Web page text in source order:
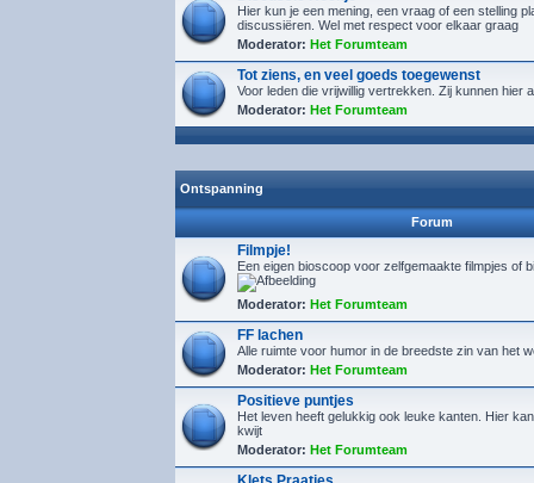
Hier kun je een mening, een vraag of een stelling
discussiëren. Wel met respect voor elkaar graag
Moderator: Het Forumteam
Tot ziens, en veel goeds toegewenst
Voor leden die vrijwillig vertrekken. Zij kunnen hier
Moderator: Het Forumteam
Ontspanning
Forum
Filmpje!
Een eigen bioscoop voor zelfgemaakte filmpjes of
Moderator: Het Forumteam
FF lachen
Alle ruimte voor humor in de breedste zin van het
Moderator: Het Forumteam
Positieve puntjes
Het leven heeft gelukkig ook leuke kanten. Hier
kwijt
Moderator: Het Forumteam